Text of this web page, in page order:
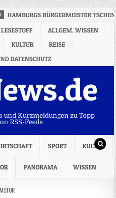
HAMBURGS BÜRGERMEISTER
LESESTOFF
ALLGEM. WISSEN
KULTUR
REISE
DATENSCHUTZ
und Kurzmeldungen zu Topp-
RSS-Feeds
SPORT KULTUR
PANORAMA WISSEN
POSTED
MOTOR